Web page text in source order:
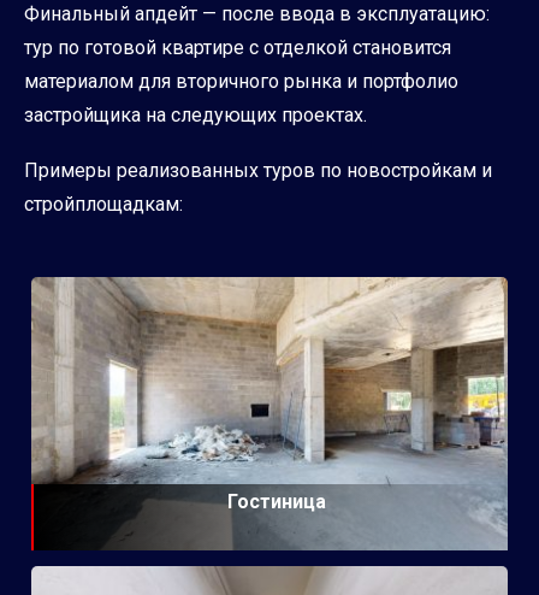
Финальный апдейт — после ввода в эксплуатацию:
тур по готовой квартире с отделкой становится
материалом для вторичного рынка и портфолио
застройщика на следующих проектах.
Примеры реализованных туров по новостройкам и
стройплощадкам:
Гостиница